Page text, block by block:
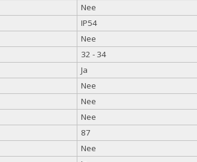
Nee
IP54
Nee
32 - 34
Ja
Nee
Nee
Nee
87
Nee